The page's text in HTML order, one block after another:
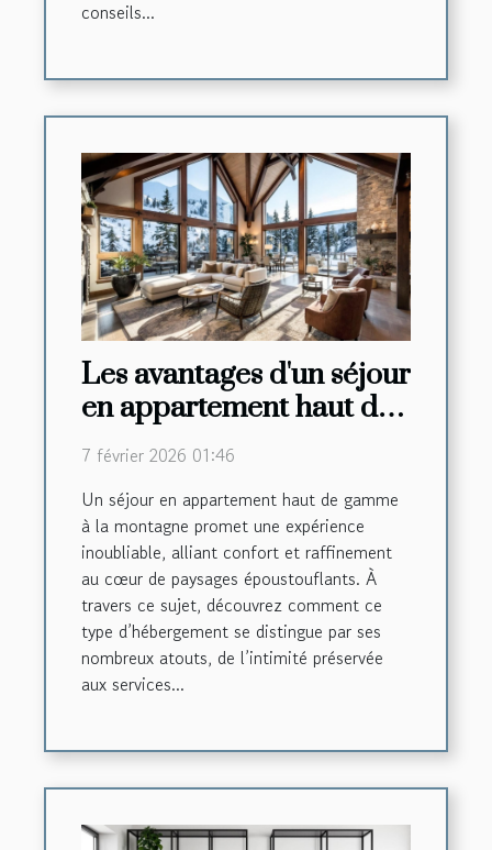
conseils...
Les avantages d'un séjour
en appartement haut de
gamme à la montagne
7 février 2026 01:46
Un séjour en appartement haut de gamme
à la montagne promet une expérience
inoubliable, alliant confort et raffinement
au cœur de paysages époustouflants. À
travers ce sujet, découvrez comment ce
type d’hébergement se distingue par ses
nombreux atouts, de l’intimité préservée
aux services...